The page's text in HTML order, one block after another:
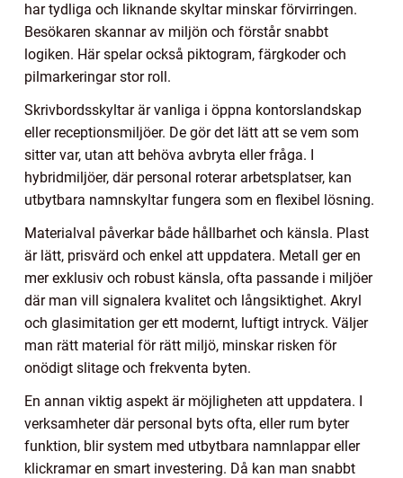
har tydliga och liknande skyltar minskar förvirringen.
Besökaren skannar av miljön och förstår snabbt
logiken. Här spelar också piktogram, färgkoder och
pilmarkeringar stor roll.
Skrivbordsskyltar är vanliga i öppna kontorslandskap
eller receptionsmiljöer. De gör det lätt att se vem som
sitter var, utan att behöva avbryta eller fråga. I
hybridmiljöer, där personal roterar arbetsplatser, kan
utbytbara namnskyltar fungera som en flexibel lösning.
Materialval påverkar både hållbarhet och känsla. Plast
är lätt, prisvärd och enkel att uppdatera. Metall ger en
mer exklusiv och robust känsla, ofta passande i miljöer
där man vill signalera kvalitet och långsiktighet. Akryl
och glasimitation ger ett modernt, luftigt intryck. Väljer
man rätt material för rätt miljö, minskar risken för
onödigt slitage och frekventa byten.
En annan viktig aspekt är möjligheten att uppdatera. I
verksamheter där personal byts ofta, eller rum byter
funktion, blir system med utbytbara namnlappar eller
klickramar en smart investering. Då kan man snabbt